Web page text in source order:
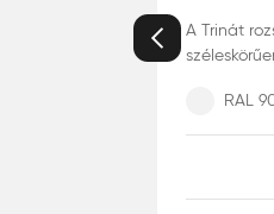
A Trinát
acél,RAL
Előző